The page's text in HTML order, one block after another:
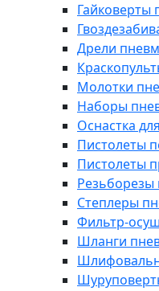
Гайковерты
Дрели
Молотки
Наборы
Оснастка
Пистолеты
Пистолеты
Резьборезы
Степлеры
Фильтр-
Шланги